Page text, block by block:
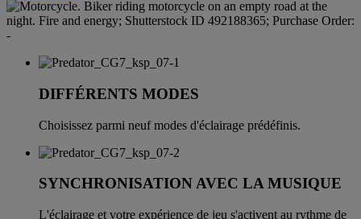
DIFFÉRENTS MODES
Choisissez parmi neuf modes d'éclairage prédéfinis.
SYNCHRONISATION AVEC LA MUSIQUE
L'éclairage et votre expérience de jeu s'activent au rythme de